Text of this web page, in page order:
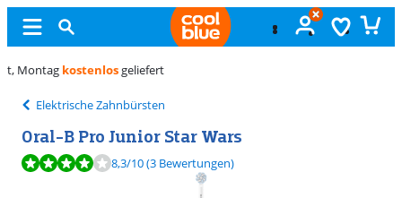
Ungeöffnet
Elektrische Zahnbürsten
Oral-B Pro Junior Star Wars
Bewertet mit 8,3 von 10, basierend auf 3 Bewertungen.
8,3/10(3 Bewertungen)